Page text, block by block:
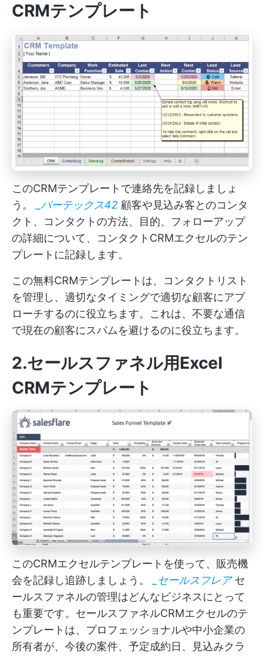
CRMテンプレート
このCRMテンプレートで連絡先を記録しましょ
う。
_バーテックス42 顧客や見込み客とのコンタ
クト、コンタクトの方法、目的、フォローアップ
の詳細について、コンタクトCRMエクセルのテン
プレートに記録します。
この無料CRMテンプレートは、コンタクトリスト
を管理し、適切なタイミングで適切な顧客にアプ
ローチするのに役立ちます。これは、不要な通信
で現在の顧客にスパムを避けるのに役立ちます。
2.セールスファネル用Excel
CRMテンプレート
このCRMエクセルテンプレートを使って、販売機
会を記録し追跡しましょう。
_セールスフレアセ
ールスファネルの管理はどんなビジネスにとって
も重要です。セールスファネルCRMエクセルのテ
ンプレートは、プロフェッショナルや中小企業の
所有者が、今後の案件、予定成約日、見込みクラ